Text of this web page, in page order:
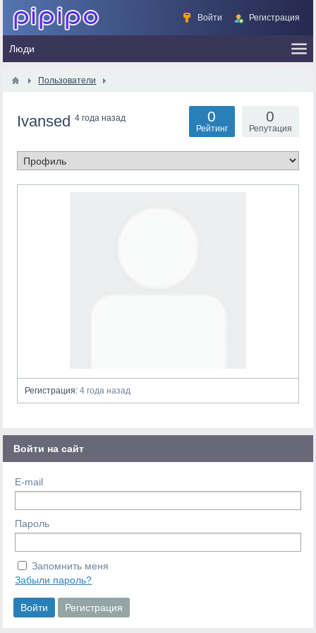
Войти Регистрация
Пользователи
Ivansed4 года назад 0
Репутация
0
Рейтинг
Регистрация: 4 года назад
Войти на сайт
E-mail
Пароль
Запомнить меня
Забыли пароль?